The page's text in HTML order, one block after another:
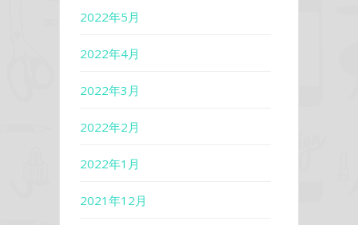
2022年5月
2022年4月
2022年3月
2022年2月
2022年1月
2021年12月